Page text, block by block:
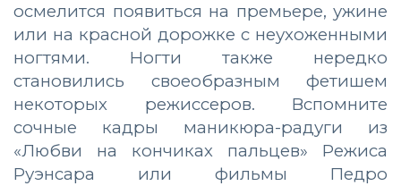
осмелится появиться на премьере, ужине
или на красной дорожке с неухоженными
ногтями. Ногти также нередко
становились своеобразным фетишем
некоторых режиссеров. Вспомните
сочные кадры маникюра-радуги из
«Любви на кончиках пальцев» Режиса
Руэнсара или фильмы Педро